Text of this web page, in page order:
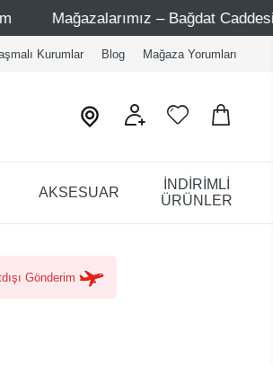
– Bağdat Caddesi 1 - Bağdat
Kurumlar Blog Mağaza Yorumları
AKSESUAR
İNDİRİMLİ
ÜRÜNLER
Gönderim